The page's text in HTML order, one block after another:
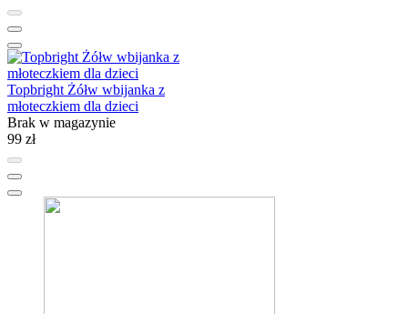
Topbright Żółw wbijanka z
młoteczkiem dla dzieci
Brak w magazynie
99 zł